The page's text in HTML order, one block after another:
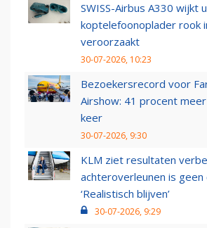
SWISS-Airbus A330 wijkt
koptelefoonoplader rook
veroorzaakt
30-07-2026, 10:23
Bezoekersrecord voor
Airshow: 41 procent
keer
30-07-2026, 9:30
KLM ziet resultaten
achteroverleunen is geen
‘Realistisch blijven’
30-07-2026, 9:29